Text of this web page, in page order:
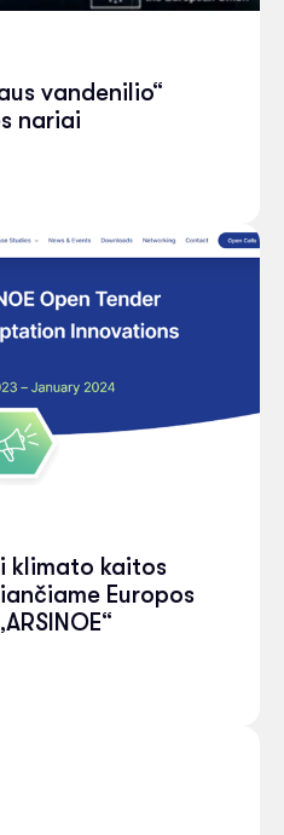
vandenilio“
nariai
klimato kaitos
Europos